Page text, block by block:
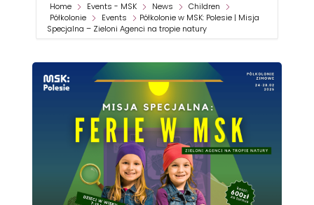
Home Events - MSK News
Children
Półkolonie
Events
Półkolonie w MSK: Polesie | Misja
Specjalna – Zieloni Agenci na tropie natury